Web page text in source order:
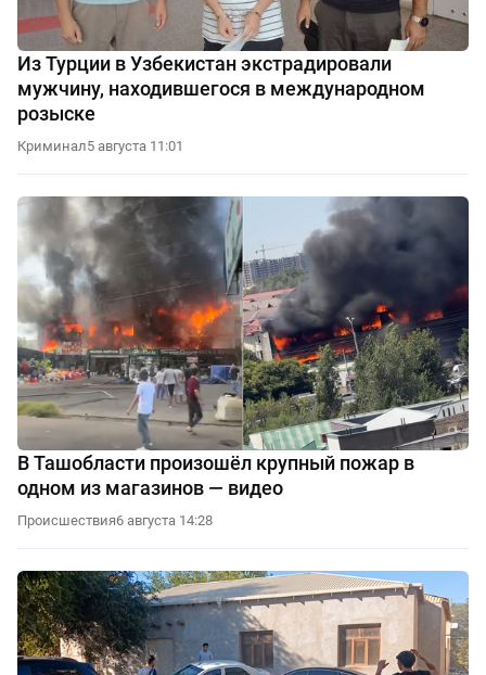
Из Турции в Узбекистан экстрадировали
мужчину, находившегося в международном
розыске
Криминал5 августа 11:01
В Ташобласти произошёл крупный пожар в
одном из магазинов — видео
Происшествия6 августа 14:28